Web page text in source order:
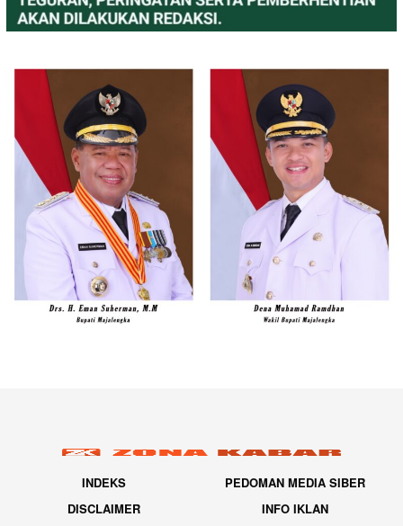
INDEKS
PEDOMAN MEDIA SIBER
DISCLAIMER
INFO IKLAN